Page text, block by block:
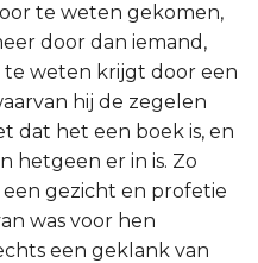
te weten gekomen,
door dan iemand,
te weten krijgt door een
hij de zegelen
dat het een boek is, en
hetgeen er in is. Zo
een gezicht en profetie
was voor hen
een geklank van